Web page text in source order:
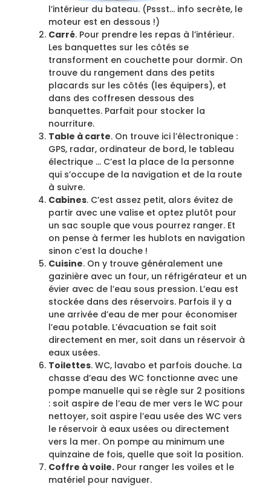
l’intérieur du bateau. (Pssst… info secrète, le
moteur est en dessous !)
Carré. Pour prendre les repas à l’intérieur.
Les banquettes sur les côtés se
transforment en couchette pour dormir. On
trouve du rangement dans des petits
placards sur les côtés (les équipers), et
dans des coffresen dessous des
banquettes. Parfait pour stocker la
nourriture.
Table à carte. On trouve ici l’électronique :
GPS, radar, ordinateur de bord, le tableau
électrique … C’est la place de la personne
qui s’occupe de la navigation et de la route
à suivre.
Cabines. C’est assez petit, alors évitez de
partir avec une valise et optez plutôt pour
un sac souple que vous pourrez ranger. Et
on pense à fermer les hublots en navigation
sinon c’est la douche !
Cuisine. On y trouve généralement une
gazinière avec un four, un réfrigérateur et un
évier avec de l’eau sous pression. L’eau est
stockée dans des réservoirs. Parfois il y a
une arrivée d’eau de mer pour économiser
l’eau potable. L’évacuation se fait soit
directement en mer, soit dans un réservoir à
eaux usées.
Toilettes. WC, lavabo et parfois douche. La
chasse d’eau des WC fonctionne avec une
pompe manuelle qui se règle sur 2 positions
: soit aspire de l’eau de mer vers le WC pour
nettoyer, soit aspire l’eau usée des WC vers
le réservoir à eaux usées ou directement
vers la mer. On pompe au minimum une
quinzaine de fois, quelle que soit la position.
Coffre à voile. Pour ranger les voiles et le
matériel pour naviguer.